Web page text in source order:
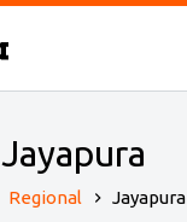
Jayapura
Regional Jayapura